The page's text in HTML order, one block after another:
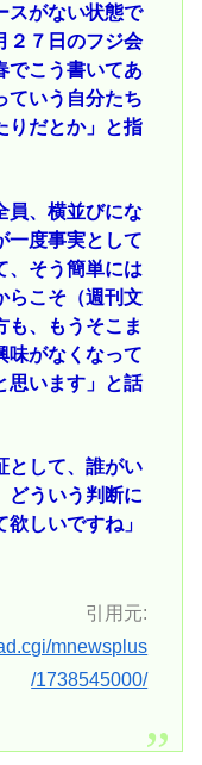
スがない状態で
２７日のフジ会
でこう書いてあ
ていう自分たち
りだとか」と指
員、横並びにな
一度事実として
、そう簡単には
こそ（週刊文
も、もうそこま
味がなくなって
思います」と話
として、誰がい
どういう判断に
しいですね」
引用元:
mnewsplus
/1738545000/